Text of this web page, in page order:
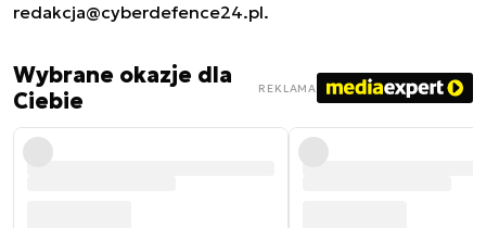
redakcja@cyberdefence24.pl.
Wybrane okazje dla
Ciebie
REKLAMA